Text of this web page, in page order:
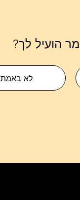
הועיל לך?
לא באמת